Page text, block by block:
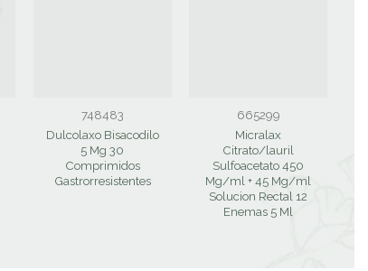
748483
Dulcolaxo Bisacodilo
5 Mg 30
Comprimidos
Gastrorresistentes
665299
Micralax
Citrato/lauril
Sulfoacetato 450
Mg/ml + 45 Mg/ml
Solucion Rectal 12
Enemas 5 Ml